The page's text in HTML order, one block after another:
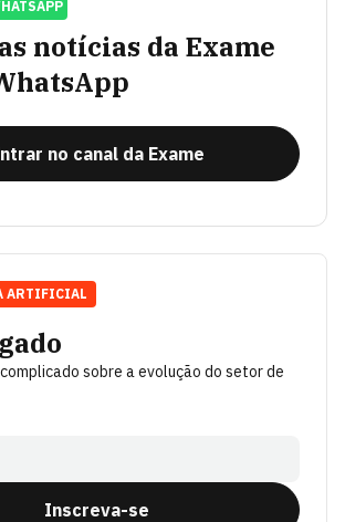
notícias da Exame
no canal da Exame
sobre a evolução do setor de
Inscreva-se
ARTIFICIAL